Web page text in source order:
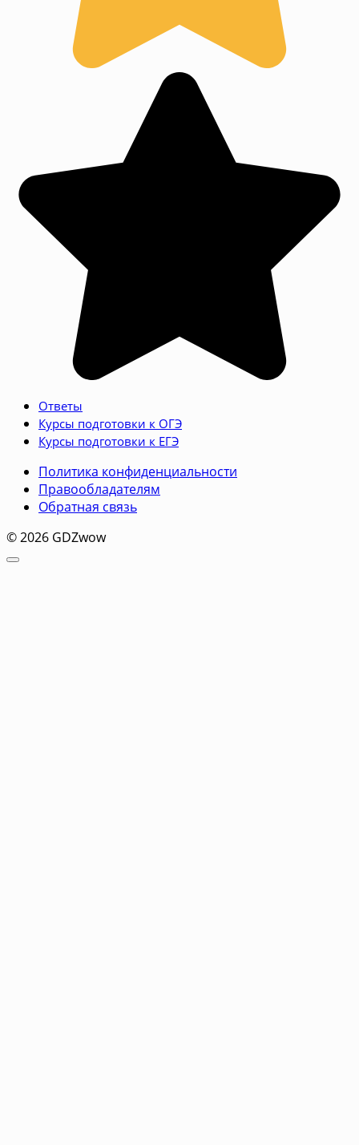
Ответы
Курсы подготовки к ОГЭ
Курсы подготовки к ЕГЭ
Политика конфиденциальности
Правообладателям
Обратная связь
© 2026 GDZwow